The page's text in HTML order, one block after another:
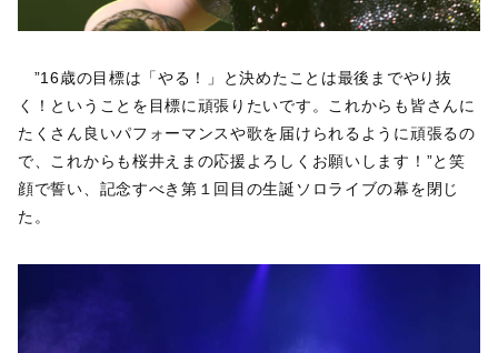
”16歳の目標は「やる！」と決めたことは最後までやり抜
く！ということを目標に頑張りたいです。これからも皆さんに
たくさん良いパフォーマンスや歌を届けられるように頑張るの
で、これからも桜井えまの応援よろしくお願いします！”と笑
顔で誓い、記念すべき第１回目の生誕ソロライブの幕を閉じ
た。